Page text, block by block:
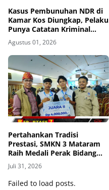
Kasus Pembunuhan NDR di
Kamar Kos Diungkap, Pelaku
Punya Catatan Kriminal
Kekerasan
Agustus 01, 2026
Pertahankan Tradisi
Prestasi, SMKN 3 Mataram
Raih Medali Perak Bidang
Robotics di LKS Tingkat
Provinsi 2026
Juli 31, 2026
Failed to load posts.